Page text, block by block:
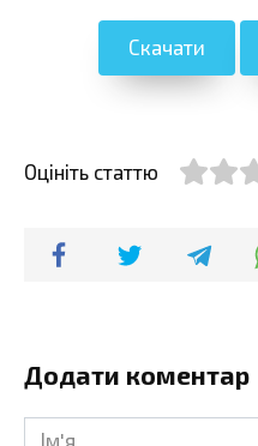
Скачати
Оцініть статтю
Додати коментар
Ім'я